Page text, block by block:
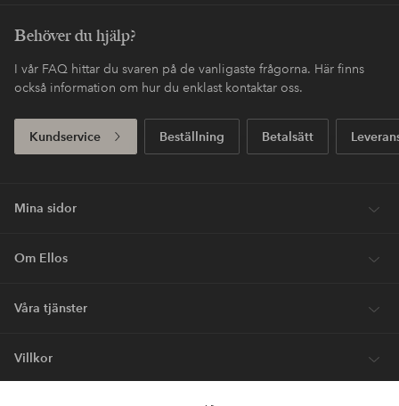
Behöver du hjälp?
I vår FAQ hittar du svaren på de vanligaste frågorna. Här finns
också information om hur du enklast kontaktar oss.
Kundservice Beställning Betalsätt
Mina sidor
Om Ellos
Våra tjänster
Villkor